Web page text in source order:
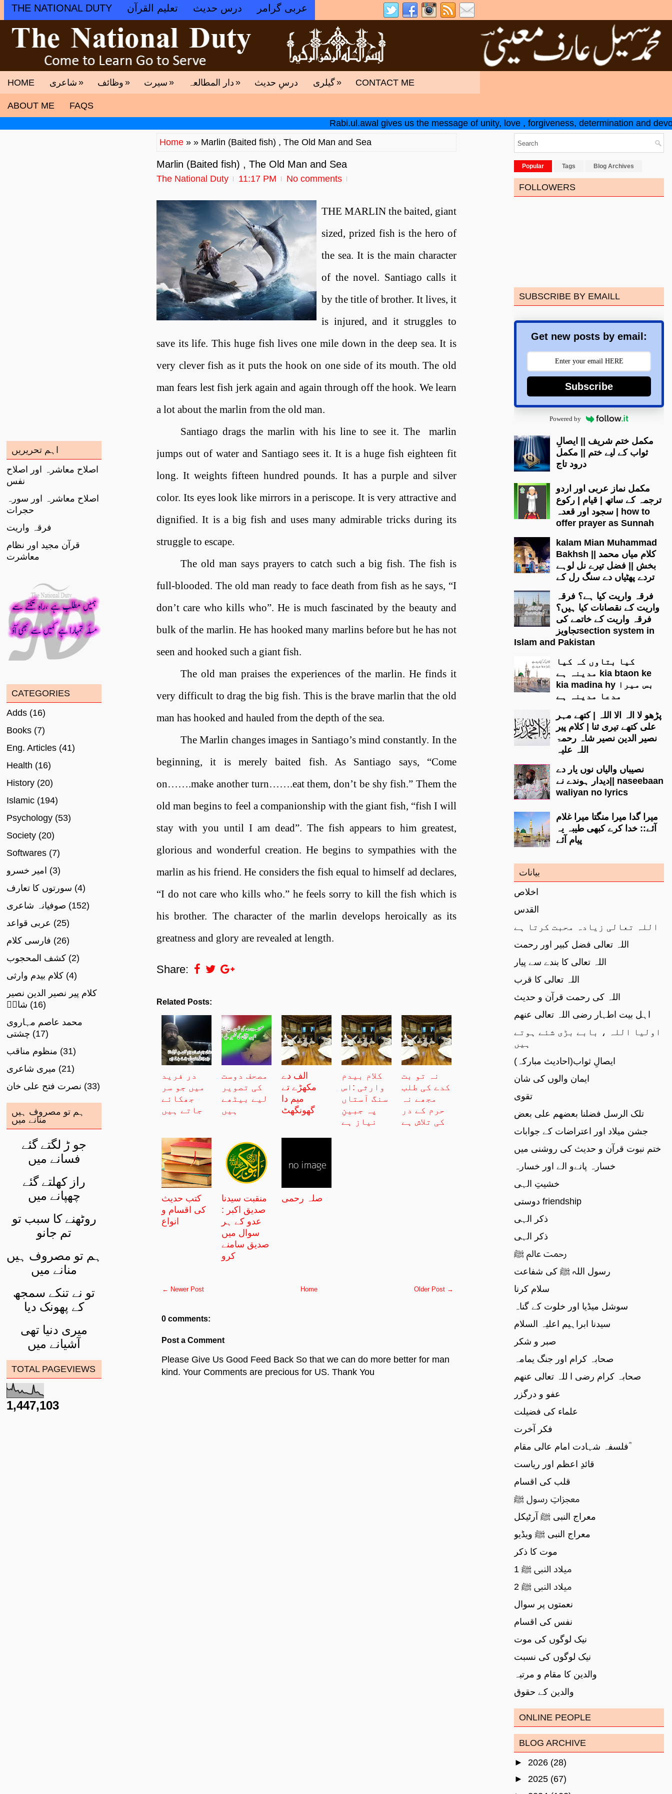
THE NATIONAL DUTY تعلیم القرآن درس حدیث عربی گرامر
HOME شاعری » وظائف » سیرت » دار المطالعہ » درسِ حدیث گیلری» CONTACT ME
ABOUT ME
FAQS
Rabi.ul.awal gives us the message of unity, love , forgiveness, determination and devotion
Home » » Marlin (Baited fish) , The Old Man and Sea
Marlin (Baited fish) , The Old Man and Sea
The National Duty 11:17 PM No comments
THE MARLIN the baited, giant
sized, prized fish is the hero of
the sea. It is the main character
of the novel. Santiago calls it
by the title of brother. It lives, it
is injured, and it struggles to
save its life. This huge fish lives one mile down in the deep sea. It is
very clever fish as it puts the hook on one side of its mouth. The old
man fears lest fish jerk again and again through off the hook. We learn
a lot about the marlin from the old man.
Santiago drags the marlin with his line to see it. The
marlin
jumps out of water and Santiago sees it. It is a huge fish eighteen fit
long. It weights fifteen hundred pounds. It has a purple and silver
color. Its eyes look like mirrors in a periscope. It is very attractive and
dignified. It is a big fish and uses many admirable tricks during its
struggle to escape.
The old man says prayers to catch such a big fish. The fish is
full-blooded. The old man ready to face death from fish as he says, “I
don’t care who kills who”. He is much fascinated by the beauty and
bulk of the marlin. He has hooked many marlins before but he has not
seen and hooked such a giant fish.
The old man praises the experiences of the marlin. He finds it
very difficult to drag the big fish. This is the brave marlin that the old
man has hooked and hauled from the depth of the sea.
The Marlin changes images in Santiago’s mind constantly. In the
beginning, it is merely baited fish. As Santiago says, “Come
on…….make another turn…….eat them, don’t be shy fish.” Them the
old man begins to feel a companionship with the giant fish, “fish I will
stay with you until I am dead.” The fish appears to him greatest,
glorious and wonderful creation. He begins to sympathies with the
marlin as his friend. He considers the fish equal to himself ad declares,
“I do not care who kills who.” he feels sorry to kill the fish which is
his brother. The character of the marlin develops heroically as its
greatness and glory are revealed at length.
Share:
Related Posts:
در فرید
میں جو سر
جھکائے
جاتے ہیں
مصحف دوست
کی تصویر
لیے بیٹھے
ہیں
الف دے
مکھڑے تے
میم دا
گھونگھٹ
کلام بیدم
وارثی :اس
سنگ آستاں
پہ جبینِ
نیاز ہے
نہ تو بت
کدے کی طلب
مجھے نہ
حرم کے در
کی تلاش ہے
کتب حدیث
کی اقسام و
انواع
منقبت سیدنا
صدیق اکبر :
عدو کے ہر
سوال میں
صدیق سامنے
کرو
صلہ رحمی
← Newer Post Older Post →
Home
0 comments:
Post a Comment
Please Give Us Good Feed Back So that we can do more better for man
kind. Your Comments are precious for US. Thank You
اہم تحریریں
اصلاح معاشرہ اور اصلاح
نفس
اصلاح معاشرہ اور سورہ
حجرات
فرقہ واریت
قرآن مجید اور نظام
معاشرت
CATEGORIES
Adds (16)
Books (7)
Eng. Articles (41)
Health (16)
History (20)
Islamic (194)
Psychology (53)
Society (20)
Softwares (7)
امیر خسرو (3)
سورتوں کا تعارف (4)
صوفیانہ شاعری (152)
عربی قواعد (25)
فارسی کلام (26)
کشف المحجوب (2)
کلام بیدم وارثی (4)
کلام پیر نصیر الدین نصیر
شاہؒ (16)
محمد عاصم مہاروی
چشتی (17)
منظوم مناقب (31)
میری شاعری (21)
نصرت فتح علی خان (33)
ہم تو مصروف ہیں
منانے میں
جو ڑ لگتے گئے
فسانے میں
راز کھلتے گئے
چھپانے میں
روٹھنے کا سبب تو
تم جانو
ہم تو مصروف ہیں
منانے میں
تو نے تنکے سمجھ
کے پھونک دیا
میری دنیا تھی
آشیانے میں
TOTAL PAGEVIEWS
1,447,103
Popular Tags Blog Archives
FOLLOWERS
SUBSCRIBE BY EMAILL
Get new posts by email:
Subscribe
Powered by
مکمل ختم شریف || ایصالِ
ثواب کے لیے ختم || مکمل
درود تاج
مکمل نماز عربی اور اردو
ترجمہ کے ساتھ | قیام | رکوع
| سجود اور قعدہ how to
offer prayer as Sunnah
kalam Mian Muhammad
Bakhsh || کلام میاں محمد
بخش || فضل تیرے نل لوہے
تردے پھٹیاں دے سنگ رل کے
فرقہ واریت کیا ہے؟ فرقہ
واریت کے نقصانات کیا ہیں؟
فرقہ واریت کے خاتمے کی
تجاویزsection system in
Islam and Pakistan
کیا بتاوں کہ کیا
مدینہ ہے kia btaon ke
kia madina hy بس میرا
مدعا مدینہ ہے
پڑھو لا الہ الا اللہ | کتھے مہر
علی کتھے تیری ثنا | کلام پیر
نصیر الدین نصیر شاہ رحمۃ
اللہ علیہ
نصیباں والیاں نوں یار دے
دیدار ہوندے نے|| naseebaan
waliyan no lyrics
میرا گدا میرا منگتا میرا غلام
آئے:: خدا کرے کبھی طیبہ یہ
پیام آئے
بیانات
اخلاص
القدس
اللہ تعالی زیادہ محبت کرتا ہے
اللہ تعالی فضل کبیر اور رحمت
اللہ تعالی کا بندے سے پیار
اللہ تعالی کا قرب
اللہ کی رحمت قرآن و حدیث
اہل بیت اطہار رضی اللہ تعالی عنھم
اولیا اللہ ، بابے بڑی شئے ہوتے
ہیں
ایصالِ ثواب(احادیث مبارکہ)
ایمان والوں کی شان
تقوی
تلک الرسل فضلنا بعضھم علی بعض
جشن میلاد اور اعتراضات کے جوابات
ختم نبوت قرآن و حدیث کی روشنی میں
خسارہ پانےو الے اور خسارہ
خشیتِ الہی
دوستی friendship
ذکر الہی
ذکر الہی
رحمت عالم ﷺ
رسول اللہ ﷺ کی شفاعت
سلام کرنا
سوشل میڈیا اور خلوت کے گناہ
سیدنا ابراہیم اعلیہ السلام
صبر و شکر
صحابہ کرام اور جنگ یمامہ
صحابہ کرام رضی ا للہ تعالی عنھم
عفو و درگزر
علماء کی فضیلت
فکر آخرت
فلسفہ شہادت امام عالی مقام ؓ
قائدِ اعظم اور ریاست
قلب کی اقسام
معجزاتِ رسول ﷺ
معراج النبی ﷺ آرٹیکل
معراج النبی ﷺ ویڈیو
موت کا ذکر
میلاد النبی ﷺ 1
میلاد النبی ﷺ 2
نعمتوں پر سوال
نفس کی اقسام
نیک لوگوں کی موت
نیک لوگوں کی نسبت
والدین کا مقام و مرتبہ
والدین کے حقوق
ONLINE PEOPLE
BLOG ARCHIVE
► 2026 (28)
► 2025 (67)